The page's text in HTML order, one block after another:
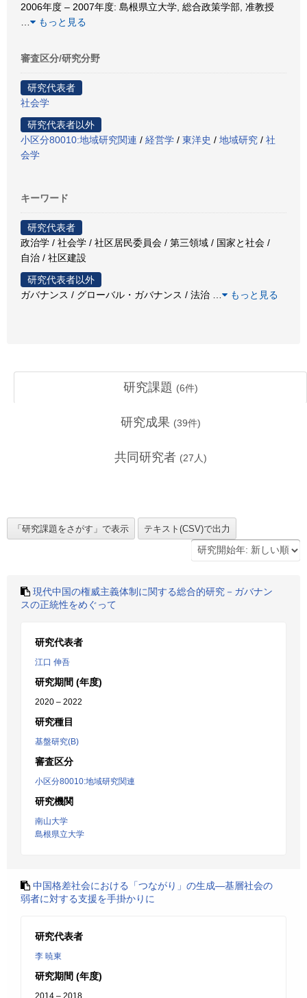
2006年度 – 2007年度: 島根県立大学, 総合政策学部, 准教授
もっと見る
審査区分/研究分野
研究代表者
社会学
研究代表者以外
小区分80010:地域研究関連 / 経営学 / 東洋史 / 地域研究 / 社
会学
キーワード
研究代表者
政治学 / 社会学 / 社区居民委員会 / 第三領域 / 国家と社会 /
自治 / 社区建設
研究代表者以外
ガバナンス / グローバル・ガバナンス / 法治
もっと見る
研究課題 (6件)
研究成果 (39件)
共同研究者 (27 人)
現代中国の権威主義体制に関する総合的研究－ガバナン
スの正統性をめぐって
研究代表者
江口 伸吾
研究期間 (年度)
2020 – 2022
研究種目
基盤研究(B)
審査区分
小区分80010:地域研究関連
研究機関
南山大学
島根県立大学
中国格差社会における「つながり」の生成―基層社会の
弱者に対する支援を手掛かりに
研究代表者
李 暁東
研究期間 (年度)
2014 – 2018